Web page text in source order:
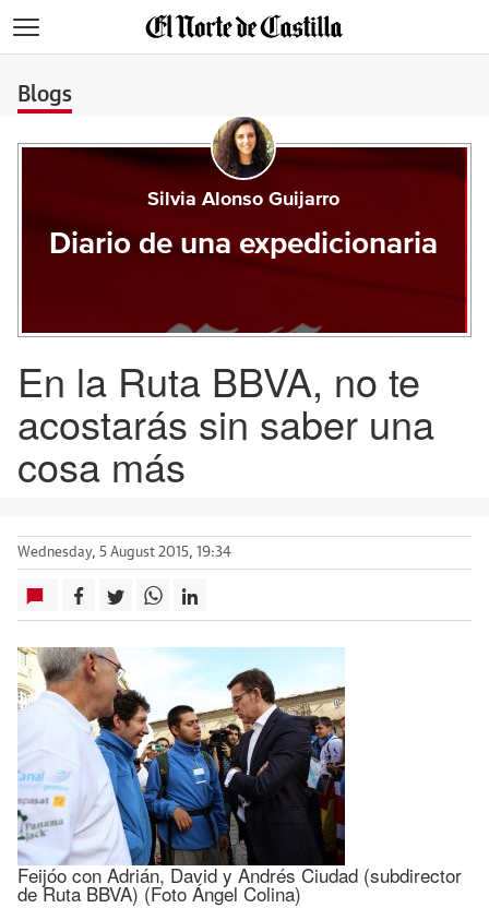
Blogs
Silvia Alonso Guijarro
Diario de una expedicionaria
En la Ruta BBVA, no te
acostarás sin saber una
cosa más
Wednesday, 5 August 2015, 19:34
Feijóo con Adrián, David y Andrés Ciudad (subdirector
de Ruta BBVA) (Foto Ángel Colina)